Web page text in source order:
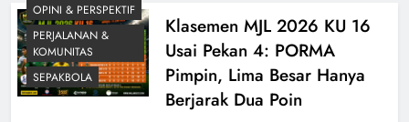
OPINI & PERSPEKTIF
PERJALANAN &
KOMUNITAS
SEPAKBOLA
Klasemen MJL 2026 KU 16
Usai Pekan 4: PORMA
Pimpin, Lima Besar Hanya
Berjarak Dua Poin